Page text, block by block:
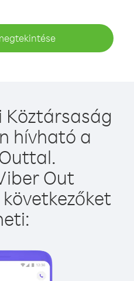
Köztársaság
hívható a
Out